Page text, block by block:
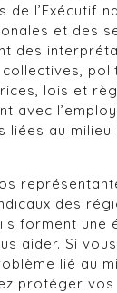
de l’Exécutif
et des
des
lois et
avec
liées au
des
forment une
aider. Si
lié au
protéger